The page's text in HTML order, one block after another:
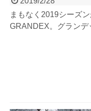
まもなく2019シーズ
GRANDEX。グラン